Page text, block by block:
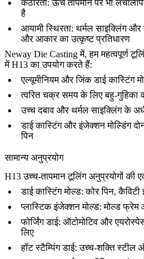
कठोरता: ऊंचे तापमान पर भी
है
आयामी स्थिरता: थर्मल साइक्लिंग और
और आकार का उत्कृष्ट प्रतिधारण
Neway Die Castingमें, हम महत्वपूर्ण
में H13 का उपयोग करते हैं:
एल्यूमीनियम और जिंक डाई कास्टिंग
त्वरित चक्र समय के लिए बहु-गुहिका
उच्च दबाव और थर्मल साइक्लिंग के
डाई कास्टिंग और इंजेक्शन मोल्डिंग
पिन
सामान्य अनुप्रयोग
H13 उच्च-तापमान टूलिंग अनुप्रयोगों की
डाई कास्टिंग मोल्ड: कोर पिन, कैविटी
प्लास्टिक इंजेक्शन मोल्ड: मोल्ड
फोर्जिंग डाई: ऑटोमोटिव और
लिए
हॉट स्टैम्पिंग डाई: उच्च-शक्ति स्टील